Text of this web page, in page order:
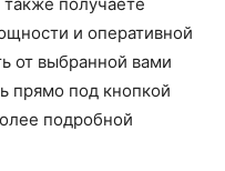
и оперативной
от выбранной вами
прямо под кнопкой
подробной